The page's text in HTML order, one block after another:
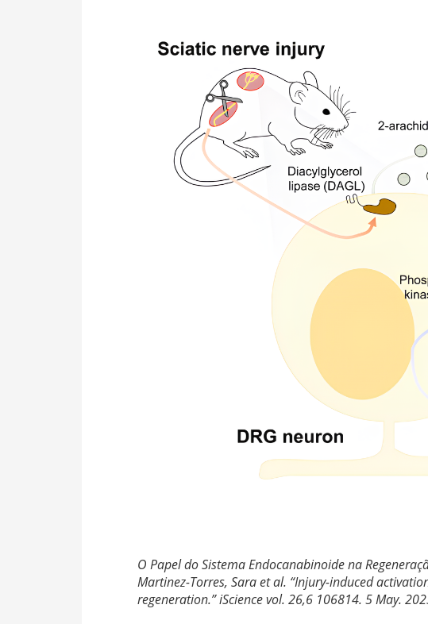
O Papel do Sistema Endocanabinoide na
Martinez-Torres, Sara et al. “Injury-induced
regeneration.” iScience vol. 26,6 106814. 5 May.